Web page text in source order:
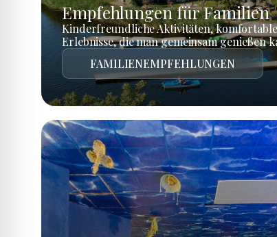
Empfehlungen für Familien
Kinderfreundliche Aktivitäten,
Erlebnisse, die man gemeinsam genießen
FAMILIENEMPFEHLUNGEN